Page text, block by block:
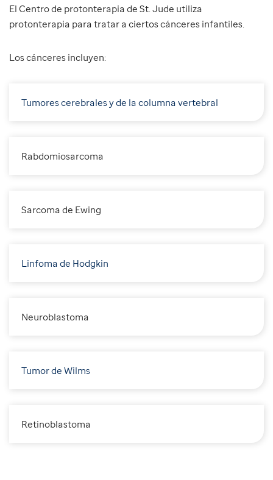
El Centro de protonterapia de St. Jude utiliza
protonterapia para tratar a ciertos cánceres infantiles.
Los cánceres incluyen:
Tumores cerebrales y de la columna vertebral
Rabdomiosarcoma
Sarcoma de Ewing
Linfoma de Hodgkin
Neuroblastoma
Tumor de Wilms
Retinoblastoma